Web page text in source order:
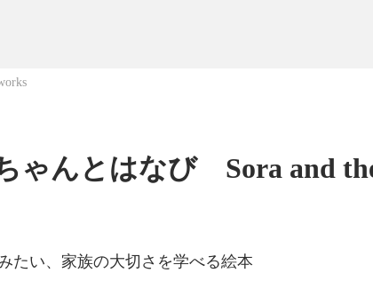
ゃんとはなび Sora and
たい、家族の大切さを学べる絵本